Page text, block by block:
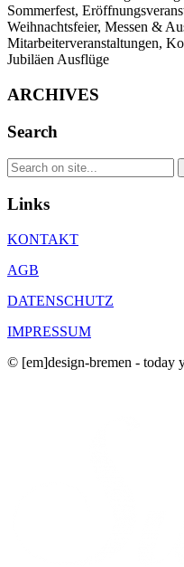
Sommerfest,
Weihnachtsfeier, Messen &
Mitarbeiterveranstaltungen,
Jubiläen Ausflüge
ARCHIVES
Search
Links
KONTAKT
AGB
DATENSCHUTZ
IMPRESSUM
© [em]design-bremen - today